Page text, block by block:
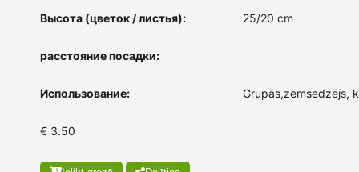
Высота (цветок / листья): 25/20 cm
расстояние посадки:
Использование: Grupās,zemsedzējs,
€ 3.50